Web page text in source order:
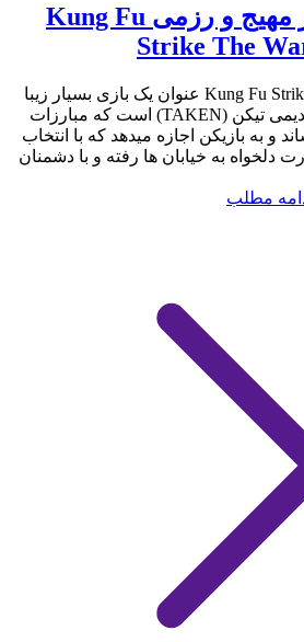
دانلود بازی بسیار مهیج و رزمی Kung Fu
Strike The
Kung Fu Strike The Warriors Rise 2012 عنوان یک بازی بسیار زیبا
در سبک بازی محبوب و قدیمی تیکن (TAKEN) است که مبارزات
و به بازیکن اجازه میدهد که با انتخاب
دلخواه به خیابان ها رفته و با دشمنان
مطلب